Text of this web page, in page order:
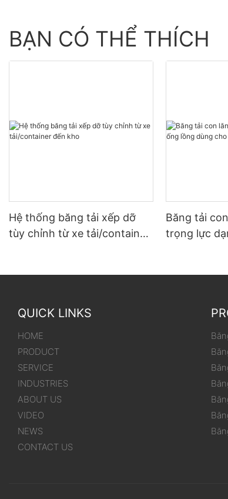
BẠN CÓ THỂ THÍCH
Hệ thống băng tải xếp dỡ
tùy chỉnh từ xe tải/container
Băng tải
trọng lực
QUICK LINKS
HOME
PRODUCT
SERVICE
INDUSTRIES
ABOUT US
VIDEO
NEWS
CONTACT US